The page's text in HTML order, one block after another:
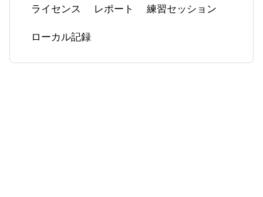
ライセンス レポート
練習セッション
ローカル記録